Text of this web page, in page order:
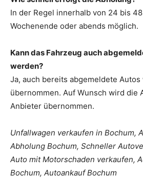
In der Regel innerhalb von 24 bis
Wochenende oder abends möglich.
Kann das Fahrzeug auch
werden?
Ja, auch bereits abgemeldete Autos
übernommen. Auf Wunsch wird die
Anbieter übernommen.
Unfallwagen verkaufen in Bochum,
Abholung Bochum, Schneller
Auto mit Motorschaden verkaufen,
Bochum, Autoankauf Bochum